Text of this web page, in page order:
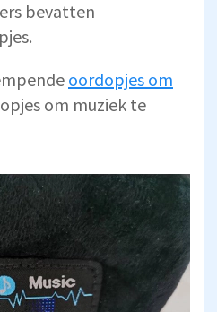
bevatten
oordopjes om
om muziek te